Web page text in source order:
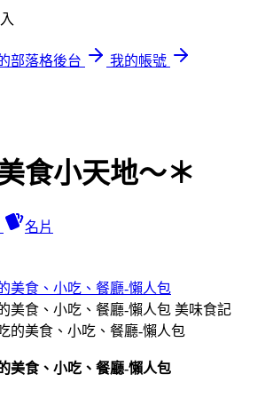
部落格後台
我的帳號
食小天地～＊
名片
美食、小吃、餐廳-懶人包
美食、小吃、餐廳-懶人包 美味食記
美食、小吃、餐廳-懶人包